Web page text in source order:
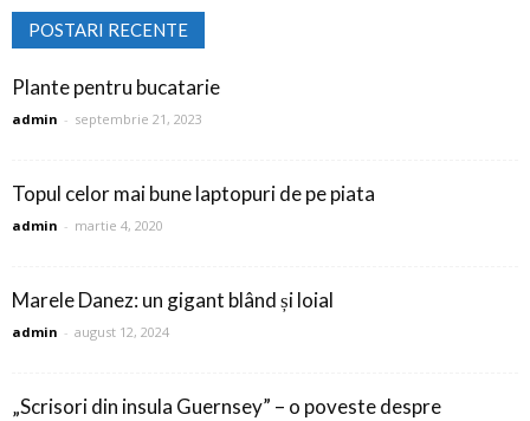
POSTARI RECENTE
Plante pentru bucatarie
admin - septembrie 21, 2023
Topul celor mai bune laptopuri de pe piata
admin - martie 4, 2020
Marele Danez: un gigant blând și loial
admin - august 12, 2024
„Scrisori din insula Guernsey” – o poveste despre